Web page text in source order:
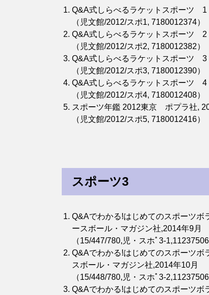
Q&A式しらべるラケットスポーツ
（児文館/2012/スポ1, 7180012374）
Q&A式しらべるラケットスポーツ
（児文館/2012/スポ2, 7180012382）
Q&A式しらべるラケットスポーツ
（児文館/2012/スポ3, 7180012390）
Q&A式しらべるラケットスポーツ
（児文館/2012/スポ4, 7180012408）
スポーツ年鑑 2012東京 ポプラ社,
（児文館/2012/スポ5, 7180012416）
スポーツ3
Q&Aでわかる!はじめてのスポーツ
ースボール・マガジン社,2014年9月
（15/447/780,児・スホﾟ3-
Q&Aでわかる!はじめてのスポーツ
スボール・マガジン社,2014年10月
（15/448/780,児・スホﾟ3-
Q&Aでわかる!はじめてのスポーツ